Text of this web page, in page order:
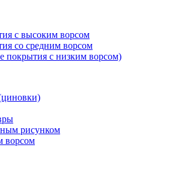
с высоким ворсом
со средним ворсом
покрытия с низким ворсом)
рисунком
ворсом